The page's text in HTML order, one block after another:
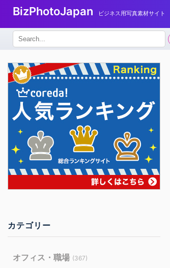
BizPhotoJapan ビジネス用写真素材サイト
検
索:
カテゴリー
オフィス・職場 (367)